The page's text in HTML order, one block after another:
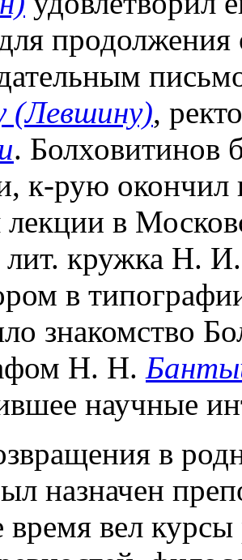
(Левшину),
. Болховитинов
к-рую окончил
в
лит. кружка Н.
в
знакомство
Н. Н.
научные
в
назначен
время вел